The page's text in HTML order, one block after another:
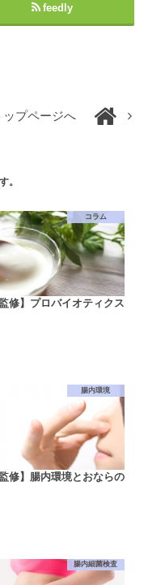
feedly
ップページへ
。
コラム
監修】プロバイオティクス
腸内環境
監修】腸内環境とおならの
腸内細菌検査